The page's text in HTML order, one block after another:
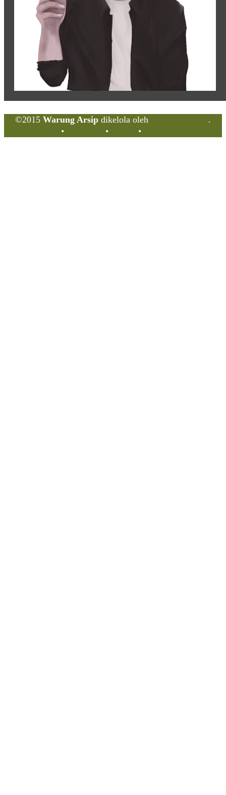
©2015 Warung Arsip dikelola oleh
.
• • •